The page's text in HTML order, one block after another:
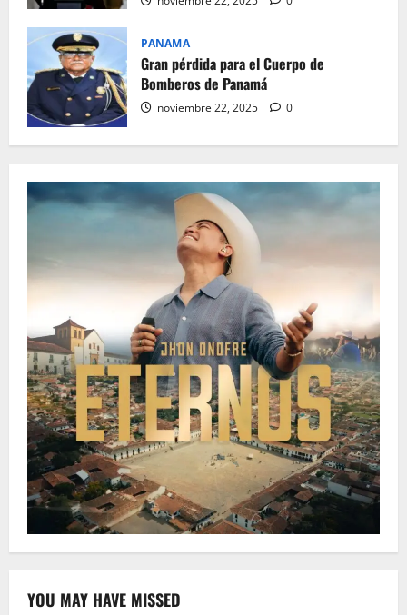
PANAMA
Gran pérdida para el Cuerpo de
Bomberos de Panamá
noviembre 22, 2025 0
YOU MAY HAVE MISSED